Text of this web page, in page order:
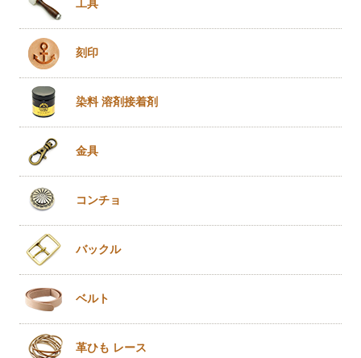
工具
刻印
染料 溶剤接着剤
金具
コンチョ
バックル
ベルト
革ひも レース